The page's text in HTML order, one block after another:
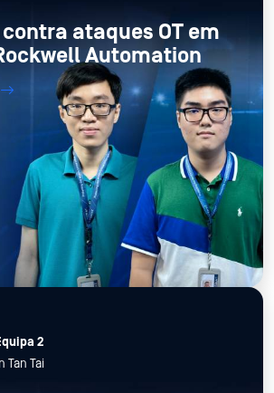
ataques OT em
Automation
2
Tan Tai